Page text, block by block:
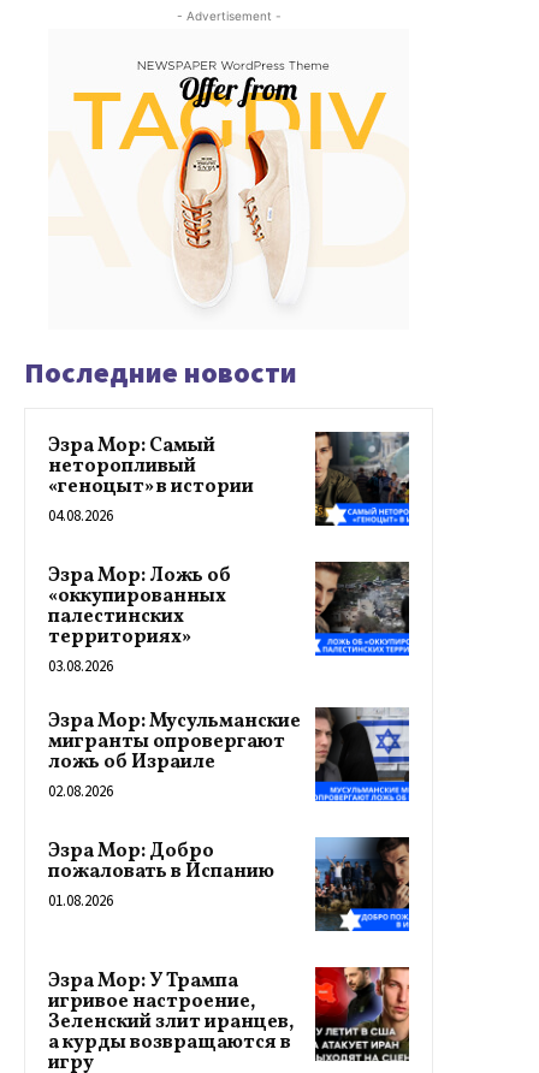
- Advertisement -
Последние новости
Эзра Мор: Самый
неторопливый
«геноцыт» в истории
04.08.2026
Эзра Мор: Ложь об
«оккупированных
палестинских
территориях»
03.08.2026
Эзра Мор: Мусульманские
мигранты опровергают
ложь об Израиле
02.08.2026
Эзра Мор: Добро
пожаловать в Испанию
01.08.2026
Эзра Мор: У Трампа
игривое настроение,
Зеленский злит иранцев,
а курды возвращаются в
игру